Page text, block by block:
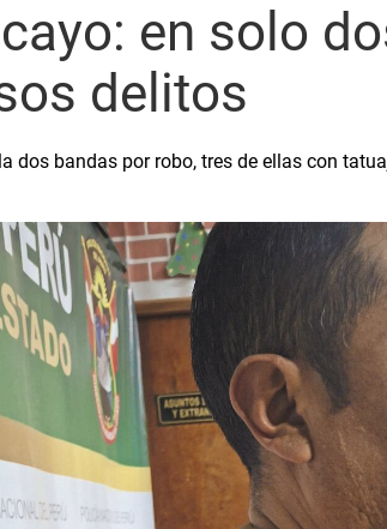
en solo
delitos
dos bandas por robo, tres de ellas con